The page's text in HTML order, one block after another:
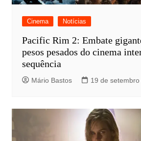
Cinema Notícias
Pacific Rim 2: Embate
pesos pesados do cinema
sequência
Mário Bastos 19 de